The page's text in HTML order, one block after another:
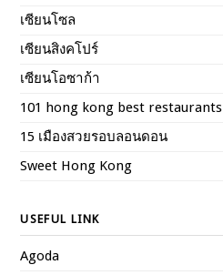
เซียนโซล
เซียนสิงคโปร์
เซียนโอซาก้า
101 hong kong best restaurants
15 เมืองสวยรอบลอนดอน
Sweet Hong Kong
USEFUL LINK
Agoda